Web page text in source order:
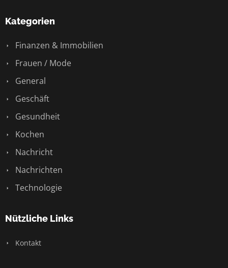
Kategorien
Finanzen & Immobilien
Frauen / Mode
General
Geschäft
Gesundheit
Kochen
Nachricht
Nachrichten
Technologie
Nützliche Links
Kontakt